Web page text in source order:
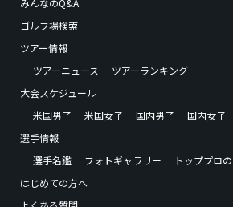
みんなのQ&A
ゴルフ場検索
ツアー情報
ツアーニュース
ツアーランキング
大会スケジュール
米国男子
米国女子 国内男子
国内女子
選手情報
選手名鑑
フォトギャラリー
トッププロ
はじめての方へ